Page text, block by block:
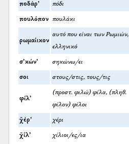
ποδάρ’ πόδι
πουλόπον πουλάκι
ρωμαίικον
αυτό που είναι των Ρωμιών,
ελληνικό
σ’κών’ σηκώνω/ει
σοι στους/στις, τους/τις
φίλ’
(προστ. φιλώ) φίλα, (πληθ.
φίλον) φίλοι
χ̌έρ’ χέρι
χ̌ίλ’ χίλιοι/ες/ια